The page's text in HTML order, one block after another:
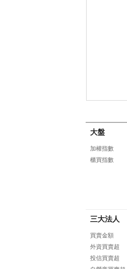
大盤
加權指數
櫃買指數
三大法人
買賣金額
外資買賣超
投信買賣超